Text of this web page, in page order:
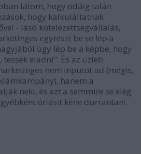
látom, hogy odáig talán
hogy kalkuláltatnak
- lásd kötelezettségvállalás,
egyrészt be se lép a
úgy lép be a képbe, hogy
eladni". És az üzleti
nem inputot ad (mégis,
hanem a
neki, és azt a semmire se elég
óriásit kéne durrantani.